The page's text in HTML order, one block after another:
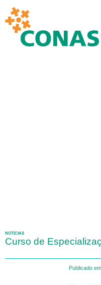
NOTÍCIAS
Curso de
Publicado em